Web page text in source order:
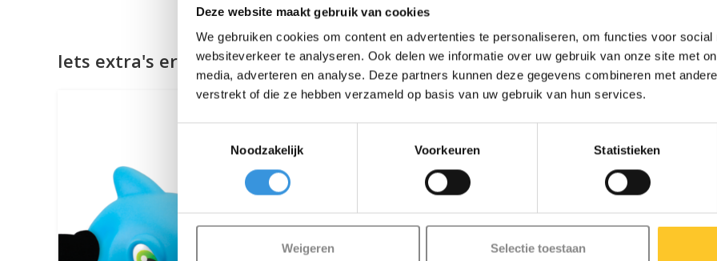
Deze website maakt gebruik van cookies
We gebruiken cookies om content en advertenties te personaliseren, om functies voor social
websiteverkeer te analyseren. Ook delen we informatie over uw gebruik van onze site met
media, adverteren en analyse. Deze partners kunnen deze gegevens combineren met
verstrekt of die ze hebben verzameld op basis van uw gebruik van hun services.
Noodzakelijk
Voorkeuren Statistieken
Weigeren Selectie toestaan
Iets extra's erbij?